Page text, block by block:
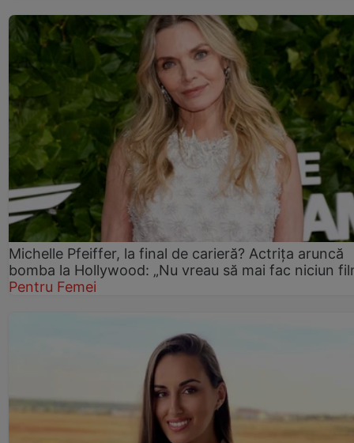
Michelle Pfeiffer, la final de carieră? Actrița aruncă
bomba la Hollywood: „Nu vreau să mai fac niciun
Pentru Femei